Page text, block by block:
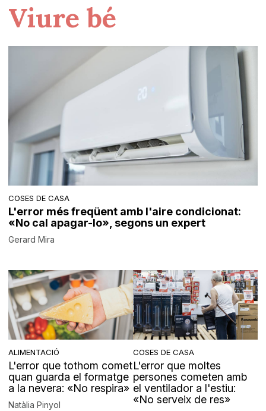
Viure bé
COSES DE CASA
L'error més freqüent amb l'aire condicionat:
«No cal apagar-lo», segons un expert
Gerard Mira
ALIMENTACIÓ
L'error que tothom comet
quan guarda el formatge
a la nevera: «No respira»
Natàlia Pinyol
COSES DE CASA
L'error que moltes
persones cometen amb
el ventilador a l'estiu:
«No serveix de res»